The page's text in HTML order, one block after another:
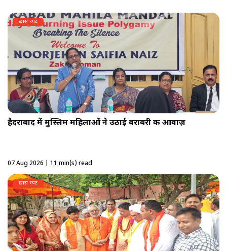
ख़ास रपट
हैदराबाद में मुस्लिम महिलाओं ने उठाई बराबरी की आवाज़
07 Aug 2026 | 11 min(s) read
ख़ास रपट